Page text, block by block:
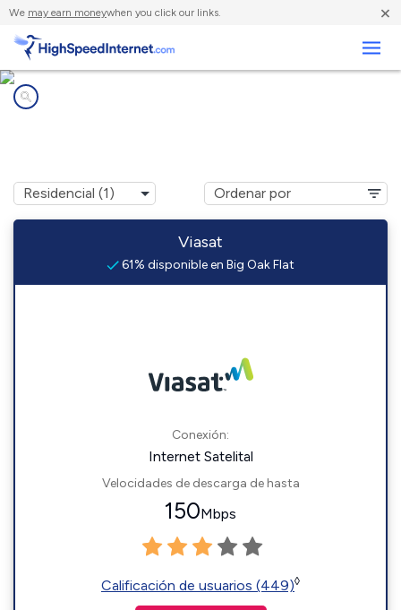
We may earn moneywhen you click our links. ×
Viasat
61% disponible en Big Oak Flat
Conexión:
Internet Satelital
Velocidades de descarga de hasta
150Mbps
Calificación de usuarios (449)◊